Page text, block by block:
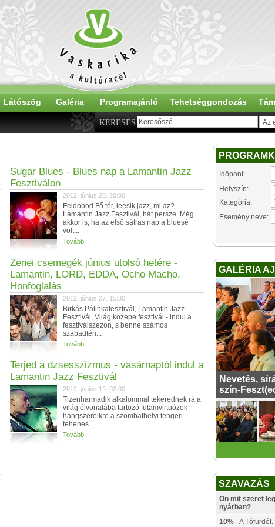
Látószög Galéria Programajánló Tehetséggondozás
KERESÉS
Sugar Blues - Blues nap a Lamantin Jazz
Fesztiválon
2012. június 28. 20:00
Feldobod Fő tér, leesik jazz, mi az?
Lamantin Jazz Fesztivál, hát persze. Még
akkor is, ha az első sátras nap a bluesé
volt...
Tovább
Zenei csemegék június utolsó hetére -
Lamantin, LORD, EDDA, Ocho Macho,
Honfoglalás
2012. június 27. 15:30
Birkás Pálinkafesztivál, Lamantin Jazz
Fesztivál, Világ közepe fesztivál - indul a
fesztiválszezon, s benne számos
szabadtéri...
Tovább
Terjed a dzsesszizmus - vasárnaptól indul a
Lamantin Jazz Fesztivál
2012. június 19. 02:00
Tizenharmadik alkalommal tekerednek rá a
világ élvonalába tartozó futamvirtuózok
hangszereikre a szombathelyi tengeri
tehenes...
Tovább
Időpont:
Helyszín:
Kategória:
Esemény neve:
GALÉRIA
Nevetés,
szín-
SZAVAZÁS
Ön mit szeret
nyárban?
10% - A Tófürdőt.